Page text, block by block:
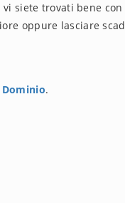
vi siete trovati bene
oppure lasciare
Dominio.